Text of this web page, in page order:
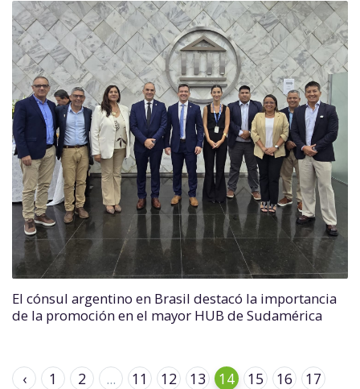
El cónsul argentino en Brasil destacó la importancia
de la promoción en el mayor HUB de Sudamérica
‹ 1 2 ... 11 12 13 14 15 16 17